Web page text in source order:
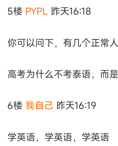
5楼 PYPL 昨天16:18
你可以问下，有几个正常
高考为什么不考泰语，而
6楼 我自己 昨天16:19
学英语，学英语，学英语